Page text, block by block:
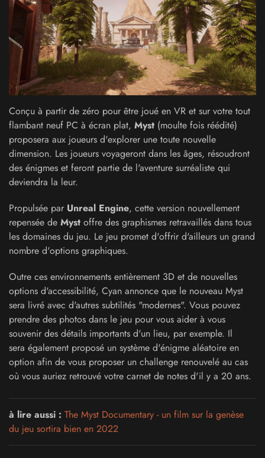
Conçu à partir de zéro pour être joué en VR et sur votre tout
flambant neuf PC à écran plat, Myst (moulte fois réédité)
proposera aux joueurs d'explorer une toute nouvelle
dimension. Les joueurs voyageront dans les âges, résoudront
des énigmes et feront partie de l'aventure surréaliste qui
deviendra la leur.
Propulsée par Unreal Engine, cette version nouvellement
repensée de Myst offre des graphismes retravaillés dans tous
les domaines du jeu. Le jeu promet d'offrir d'ailleurs un grand
nombre d'options graphiques.
Outre ces environnements entièrement 3D et de nouvelles
options d'accessibilité, Cyan annonce que le nouveau Myst
sera livré avec d'autres subtilités "modernes". Vous pouvez
prendre des photos dans le jeu pour vous aider à vous
souvenir des détails importants d'un lieu, par exemple. Il
sera également proposé un système d'énigme aléatoire en
option afin de vous proposer un challenge renouvelé au cas
où vous auriez retrouvé votre carnet de notes d'il y a 20 ans.
à lire aussi : The Myst Documentary - un film sur la genèse
du jeu sortira bien en 2022